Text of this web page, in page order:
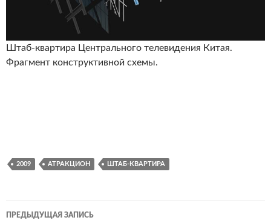
Штаб-квартира Центрального телевидения Китая.
Фрагмент конструктивной схемы.
2009 АТРАКЦИОН ШТАБ-КВАРТИРА
Навигация
ПРЕДЫДУЩАЯ ЗАПИСЬ